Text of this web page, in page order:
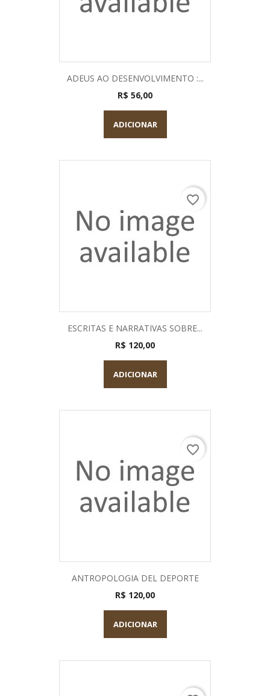
ADEUS AO DESENVOLVIMENTO :...
R$ 56,00
ADICIONAR
ESCRITAS E NARRATIVAS SOBRE...
R$ 120,00
ADICIONAR
favorite_border
ANTROPOLOGIA DEL DEPORTE
R$ 120,00
ADICIONAR
favorite_border